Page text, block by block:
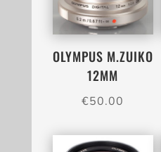
OLYMPUS M.ZUIKO
12MM
€50.00